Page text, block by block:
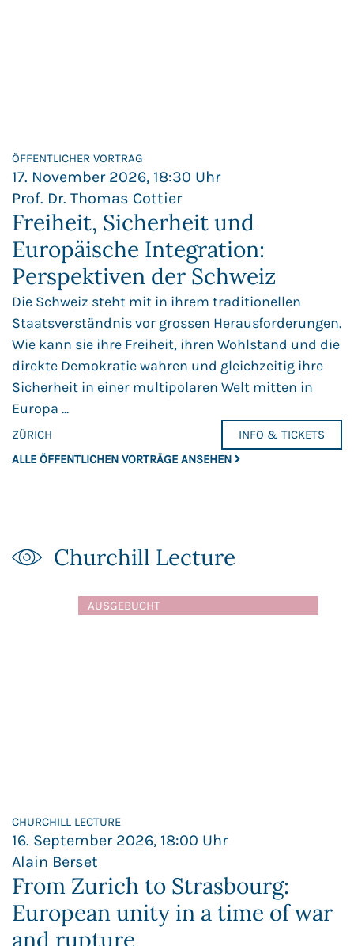
ALLE ÖFFENTLICHEN VORTRÄGE ANSEHEN
ÖFFENTLICHER VORTRAG
17. November 2026, 18:30 Uhr
Prof. Dr. Thomas Cottier
Freiheit, Sicherheit und
Europäische Integration:
Perspektiven der Schweiz
Die Schweiz steht mit in ihrem traditionellen
Staatsverständnis vor grossen Herausforderungen.
Wie kann sie ihre Freiheit, ihren Wohlstand und die
direkte Demokratie wahren und gleichzeitig ihre
Sicherheit in einer multipolaren Welt mitten in
Europa ...
ZÜRICH INFO & TICKETS
Churchill Lecture​
AUSGEBUCHT
CHURCHILL LECTURE
16. September 2026, 18:00 Uhr
Alain Berset
From Zurich to Strasbourg:
European unity in a time of war
and rupture